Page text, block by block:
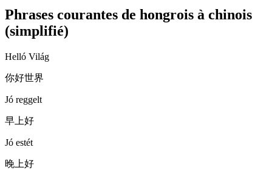
Phrases courantes de hongrois à chinois
(simplifié)
Helló Világ
你好世界
Jó reggelt
早上好
Jó estét
晚上好